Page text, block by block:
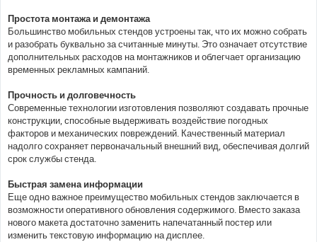
Простота монтажа и демонтажа
Большинство мобильных стендов устроены так, что их можно собрать
и разобрать буквально за считанные минуты. Это означает отсутствие
дополнительных расходов на монтажников и облегчает организацию
временных рекламных кампаний.
Прочность и долговечность
Современные технологии изготовления позволяют создавать прочные
конструкции, способные выдерживать воздействие погодных
факторов и механических повреждений. Качественный материал
надолго сохраняет первоначальный внешний вид, обеспечивая долгий
срок службы стенда.
Быстрая замена информации
Еще одно важное преимущество мобильных стендов заключается в
возможности оперативного обновления содержимого. Вместо заказа
нового макета достаточно заменить напечатанный постер или
изменить текстовую информацию на дисплее.